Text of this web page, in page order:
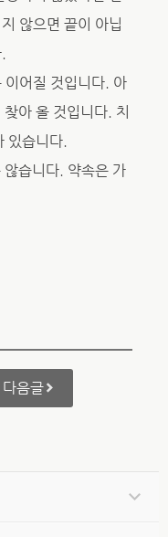
않으면 끝이 아닙
이어질 것입니다. 아
아 올 것입니다. 치
있습니다.
습니다. 약속은 가
다음글